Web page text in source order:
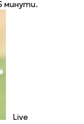
минути.
Live